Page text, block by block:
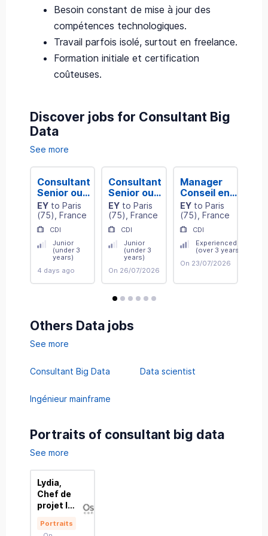
Besoin constant de mise à jour des
compétences technologiques.
Travail parfois isolé, surtout en freelance.
Formation initiale et certification
coûteuses.
Discover jobs for Consultant Big
Data
See more
Consultant
Senior ou
Manager
Data
Engineering
- secteur
Financier,
H/F
EY to Paris
(75) , France
CDI
Junior
(under 3
years)
4 days ago
Consultant
Senior ou
Manager
Data
Engineering
- secteur
Financier,
H/F
EY to Paris
(75) , France
CDI
Junior
(under 3
years)
On 26/07/2026
Manager
Conseil en
Data
Performance
Opérations
et Supply
Chain H/F
EY to Paris
(75) , France
CDI
Experienced
(over 3 years)
On 23/07/2026
avisavisavisavisavisavis
Others Data jobs
See more
Consultant Big Data Data scientist
Ingénieur mainframe
Portraits of consultant big data
See more
Lydia,
Chef de
projet It
at Ossia
Portraits